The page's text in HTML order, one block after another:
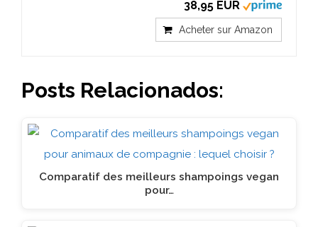
38,95 EUR
Acheter sur Amazon
Posts Relacionados:
Comparatif des meilleurs shampoings vegan
pour…